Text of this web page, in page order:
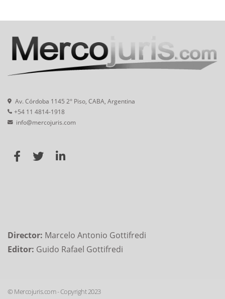
Av. Córdoba 1145 2° Piso, CABA, Argentina
+54 11 4814-1918
info@mercojuris.com
Director: Marcelo Antonio Gottifredi
Editor: Guido Rafael Gottifredi
© Mercojuris.com - Copyright 2023